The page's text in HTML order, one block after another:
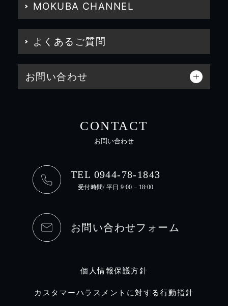
MOKUBA CHANNEL
よくあるご質問
お問い合わせ
CONTACT
お問い合わせ
TEL 0944-78-1843
受付時間/ 平日 9:00 – 18:00
お問い合わせフォーム
個人情報保護方針
カスタマーハラスメントに対する行動指針